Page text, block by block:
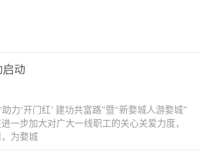
启动
力‘开门红’ 建功共富路”暨“新婺城人游婺城”
一步加大对广大一线职工的关心关爱力度，
为婺城